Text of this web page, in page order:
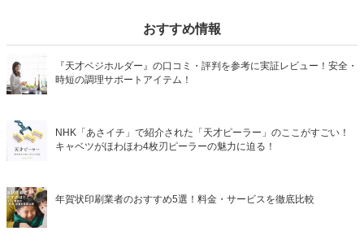
おすすめ情報
『天才ベジホルダー』の口コミ・評判を参考に実証レビュー！安全・
時短の調理サポートアイテム！
NHK「あさイチ」で紹介された「天才ピーラー」のここがすごい！
キャベツがほわほわ4枚刃ピーラーの魅力に迫る！
年賀状印刷業者のおすすめ5選！料金・サービスを徹底比較